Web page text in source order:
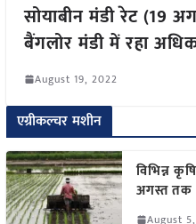
सोयाबीन मंडी रेट (19
बैंगलोर मंडी में रहा
August 19, 2022
एग्रीकल्चर मशीन
विभिन्न
अगस्त तक
August